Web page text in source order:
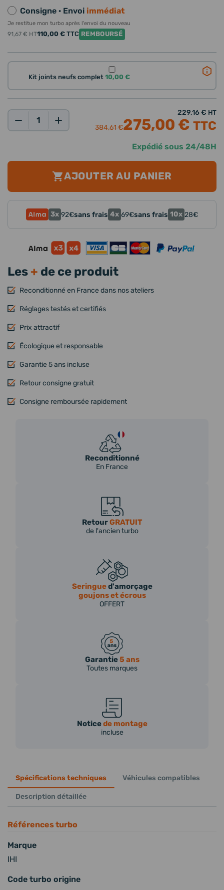
Les+ de ce produit
Reconditionné en France dans nos ateliers
Réglages testés et certifiés
Prix attractif
Écologique et responsable
Garantie 5 ans incluse
Retour consigne gratuit
Consigne remboursée rapidement
Expédié sous 24/48H
Consigne · Envoi immédiat
Je restitue mon turbo après l'envoi du nouveau
91,67 € HT110,00 €TTC REMBOURSÉ
Kit joints neufs complet10,00 €
384,61 €
229,16 € HT
275,00 € TTC
AJOUTER AU PANIER
3x 92€sans frais 4x 69€sans frais 10x 28€
Reconditionné
En France
RetourGRATUIT
de l'ancien turbo
Seringued'amorçage
goujons et écrous
OFFERT
Garantie5 ans
Toutes marques
Noticede montage
incluse
Spécifications techniques Véhicules compatibles
Description détaillée
Références turbo
Marque
IHI
Code turbo origine